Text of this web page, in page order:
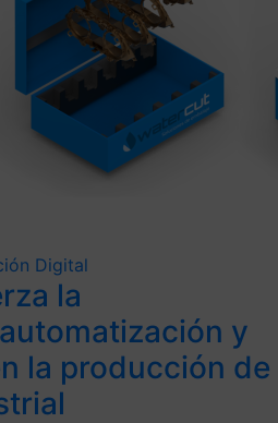
Digital
la
y
la producción de